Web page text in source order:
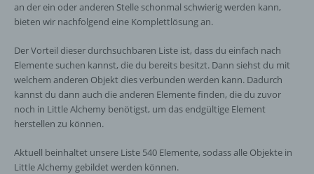
an der ein oder anderen Stelle schonmal schwierig werden kann,
bieten wir nachfolgend eine Komplettlösung an.
Der Vorteil dieser durchsuchbaren Liste ist, dass du einfach nach
Elemente suchen kannst, die du bereits besitzt. Dann siehst du mit
welchem anderen Objekt dies verbunden werden kann. Dadurch
kannst du dann auch die anderen Elemente finden, die du zuvor
noch in Little Alchemy benötigst, um das endgültige Element
herstellen zu können.
Aktuell beinhaltet unsere Liste 540 Elemente, sodass alle Objekte in
Little Alchemy gebildet werden können.